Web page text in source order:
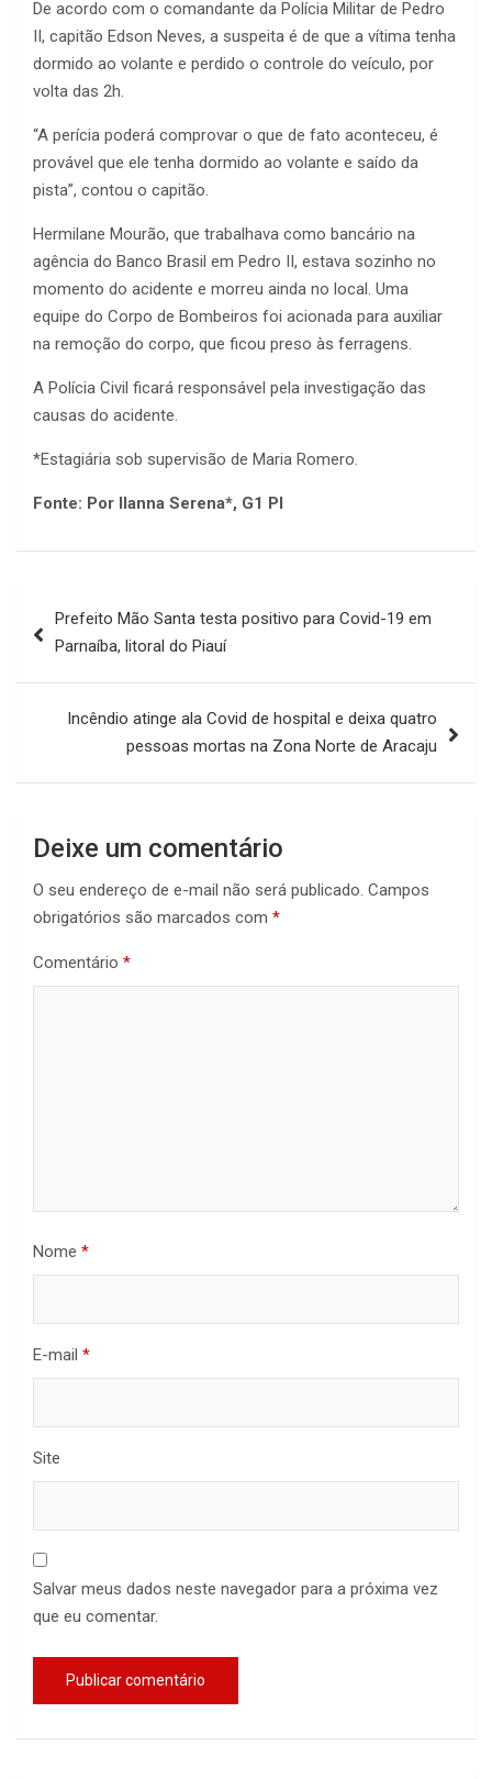
De acordo com o comandante da Polícia Militar de Pedro
II, capitão Edson Neves, a suspeita é de que a vítima tenha
dormido ao volante e perdido o controle do veículo, por
volta das 2h.
“A perícia poderá comprovar o que de fato aconteceu, é
provável que ele tenha dormido ao volante e saído da
pista”, contou o capitão.
Hermilane Mourão, que trabalhava como bancário na
agência do Banco Brasil em Pedro II, estava sozinho no
momento do acidente e morreu ainda no local. Uma
equipe do Corpo de Bombeiros foi acionada para auxiliar
na remoção do corpo, que ficou preso às ferragens.
A Polícia Civil ficará responsável pela investigação das
causas do acidente.
*Estagiária sob supervisão de Maria Romero.
Fonte: Por Ilanna Serena*, G1 PI
de
Prefeito Mão Santa testa positivo para Covid-19 em
Parnaíba, litoral do Piauí
Incêndio atinge ala Covid de hospital e deixa quatro
pessoas mortas na Zona Norte de Aracaju
Deixe um comentário
O seu endereço de e-mail não será publicado. Campos
obrigatórios são marcados com *
Comentário *
Nome *
E-mail *
Site
Salvar meus dados neste navegador para a próxima vez
que eu comentar.